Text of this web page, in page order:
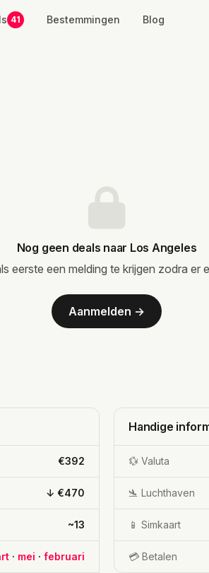
41 Bestemmingen Blog
Nog geen deals naar Los Angeles
eerste een melding te krijgen zodra er
Aanmelden →
€392
↓ €470
~13
· mei · februari
Handige
💱 Valuta
🛬 Luchthaven
📱 Simkaart
💳 Betalen